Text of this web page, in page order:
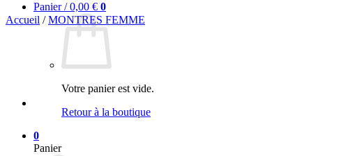
Panier /0,00 € 0
Votre panier est vide.
Retour à la boutique
0
Panier
Accueil / MONTRES FEMME